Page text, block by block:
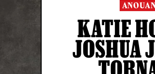
KATIE
JOSHUA